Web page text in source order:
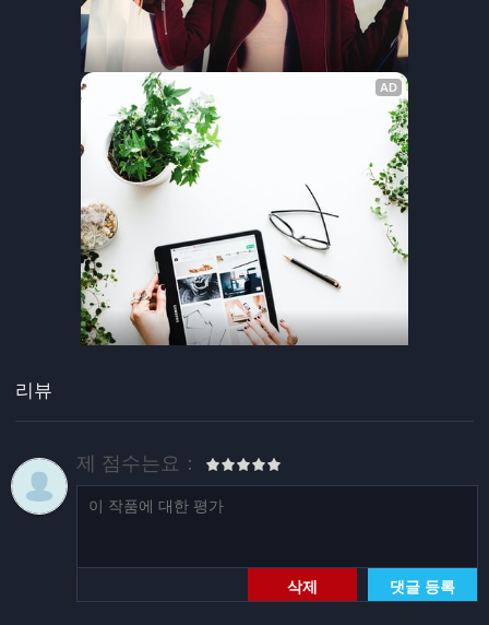
리뷰
제 점수는요：
삭제 댓글 등록